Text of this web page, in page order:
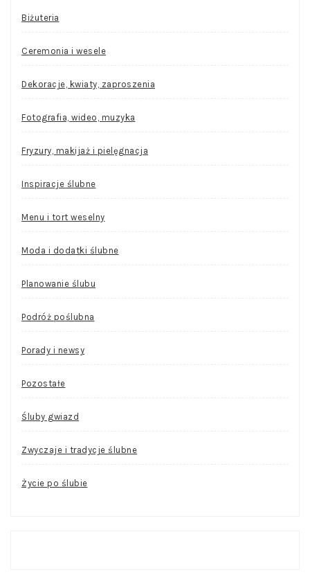
Biżuteria
Ceremonia i wesele
Dekoracje, kwiaty, zaproszenia
Fotografia, wideo, muzyka
Fryzury, makijaż i pielęgnacja
Inspiracje ślubne
Menu i tort weselny
Moda i dodatki ślubne
Planowanie ślubu
Podróż poślubna
Porady i newsy
Pozostałe
Śluby gwiazd
Zwyczaje i tradycje ślubne
Życie po ślubie